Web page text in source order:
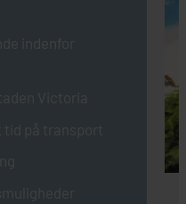
indenfor
Victoria
tid på transport